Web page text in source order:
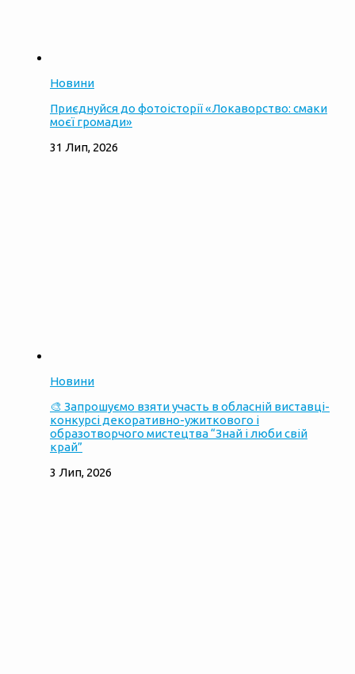
Новини
Приєднуйся до фотоісторії «Локаворство: смаки
моєї громади»
31 Лип, 2026
Новини
🎨 Запрошуємо взяти участь в обласній виставці-
конкурсі декоративно-ужиткового і
образотворчого мистецтва “Знай і люби свій
край”
3 Лип, 2026